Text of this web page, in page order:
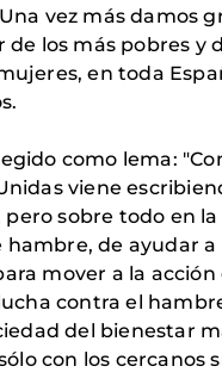
vez más damos
de los más pobres
en toda
como lema:
viene
sobre todo en
de ayudar
mover a la
contra el
del bienestar
con los